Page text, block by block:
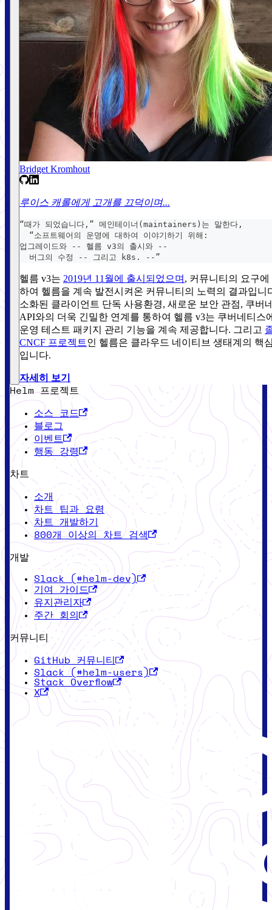
Bridget Kromhout
루이스 캐롤에게 고개를 끄덕이며...
“때가 되었습니다,” 메인테이너(maintainers)는 말한다,
  “소프트웨어의 운명에 대하여 이야기하기 위해:
업그레이드와 -- 헬름 v3의 출시와 --
  버그의 수정 -- 그리고 k8s. --”
헬름 v3는 2019년 11월에 출시되었으며 , 커뮤니티의 요구에
하여 헬름을 계속 발전시켜온 커뮤니티의 노력의 결과입니
소화된 클라이언트 단독 사용환경, 새로운 보안 관점, 쿠버
API와의 더욱 긴밀한 연계를 통하여 헬름 v3는 쿠버네티스
운영 테스트 패키지 관리 기능을 계속 제공합니다. 그리고
CNCF 프로젝트인 헬름은 클라우드 네이티브 생태계의 핵
입니다.
자세히 보기
Helm 프로젝트
소스 코드
블로그
이벤트
행동 강령
차트
소개
차트 팁과 요령
차트 개발하기
800개 이상의 차트 검색
개발
Slack (#helm-dev)
기여 가이드
유지관리자
주간 회의
커뮤니티
GitHub 커뮤니티
Slack (#helm-users)
Stack Overflow
X